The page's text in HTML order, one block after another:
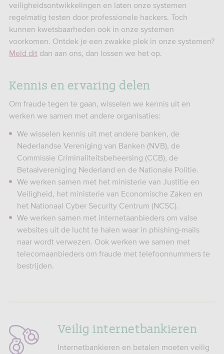
veiligheidsontwikkelingen en laten onze systemen
regelmatig testen door professionele hackers. Toch
kunnen kwetsbaarheden ook in onze systemen
voorkomen. Ontdek je een zwakke plek in onze systemen?
Meld dit dan aan ons, dan lossen we het op.
Kennis en ervaring delen
Om fraude tegen te gaan, wisselen we kennis uit en
werken we samen met andere organisaties:
We wisselen kennis uit met andere banken, de
Nederlandse Vereniging van Banken (NVB), de
Commissie Criminaliteitsbeheersing (CCB), de
Betaalvereniging Nederland en de Nationale Politie.
We werken samen met het ministerie van Justitie en
Veiligheid, het ministerie van Economische Zaken en
het Nationaal Cyber Security Centrum (NCSC).
We werken samen met internetaanbieders om valse
websites uit de lucht te halen waar in phishing-mails
naar wordt verwezen. Ook werken we samen met
telecomaanbieders om fraude met telefoonnummers te
bestrijden.
Veilig internetbankieren
Internetbankieren en betalen moeten veilig